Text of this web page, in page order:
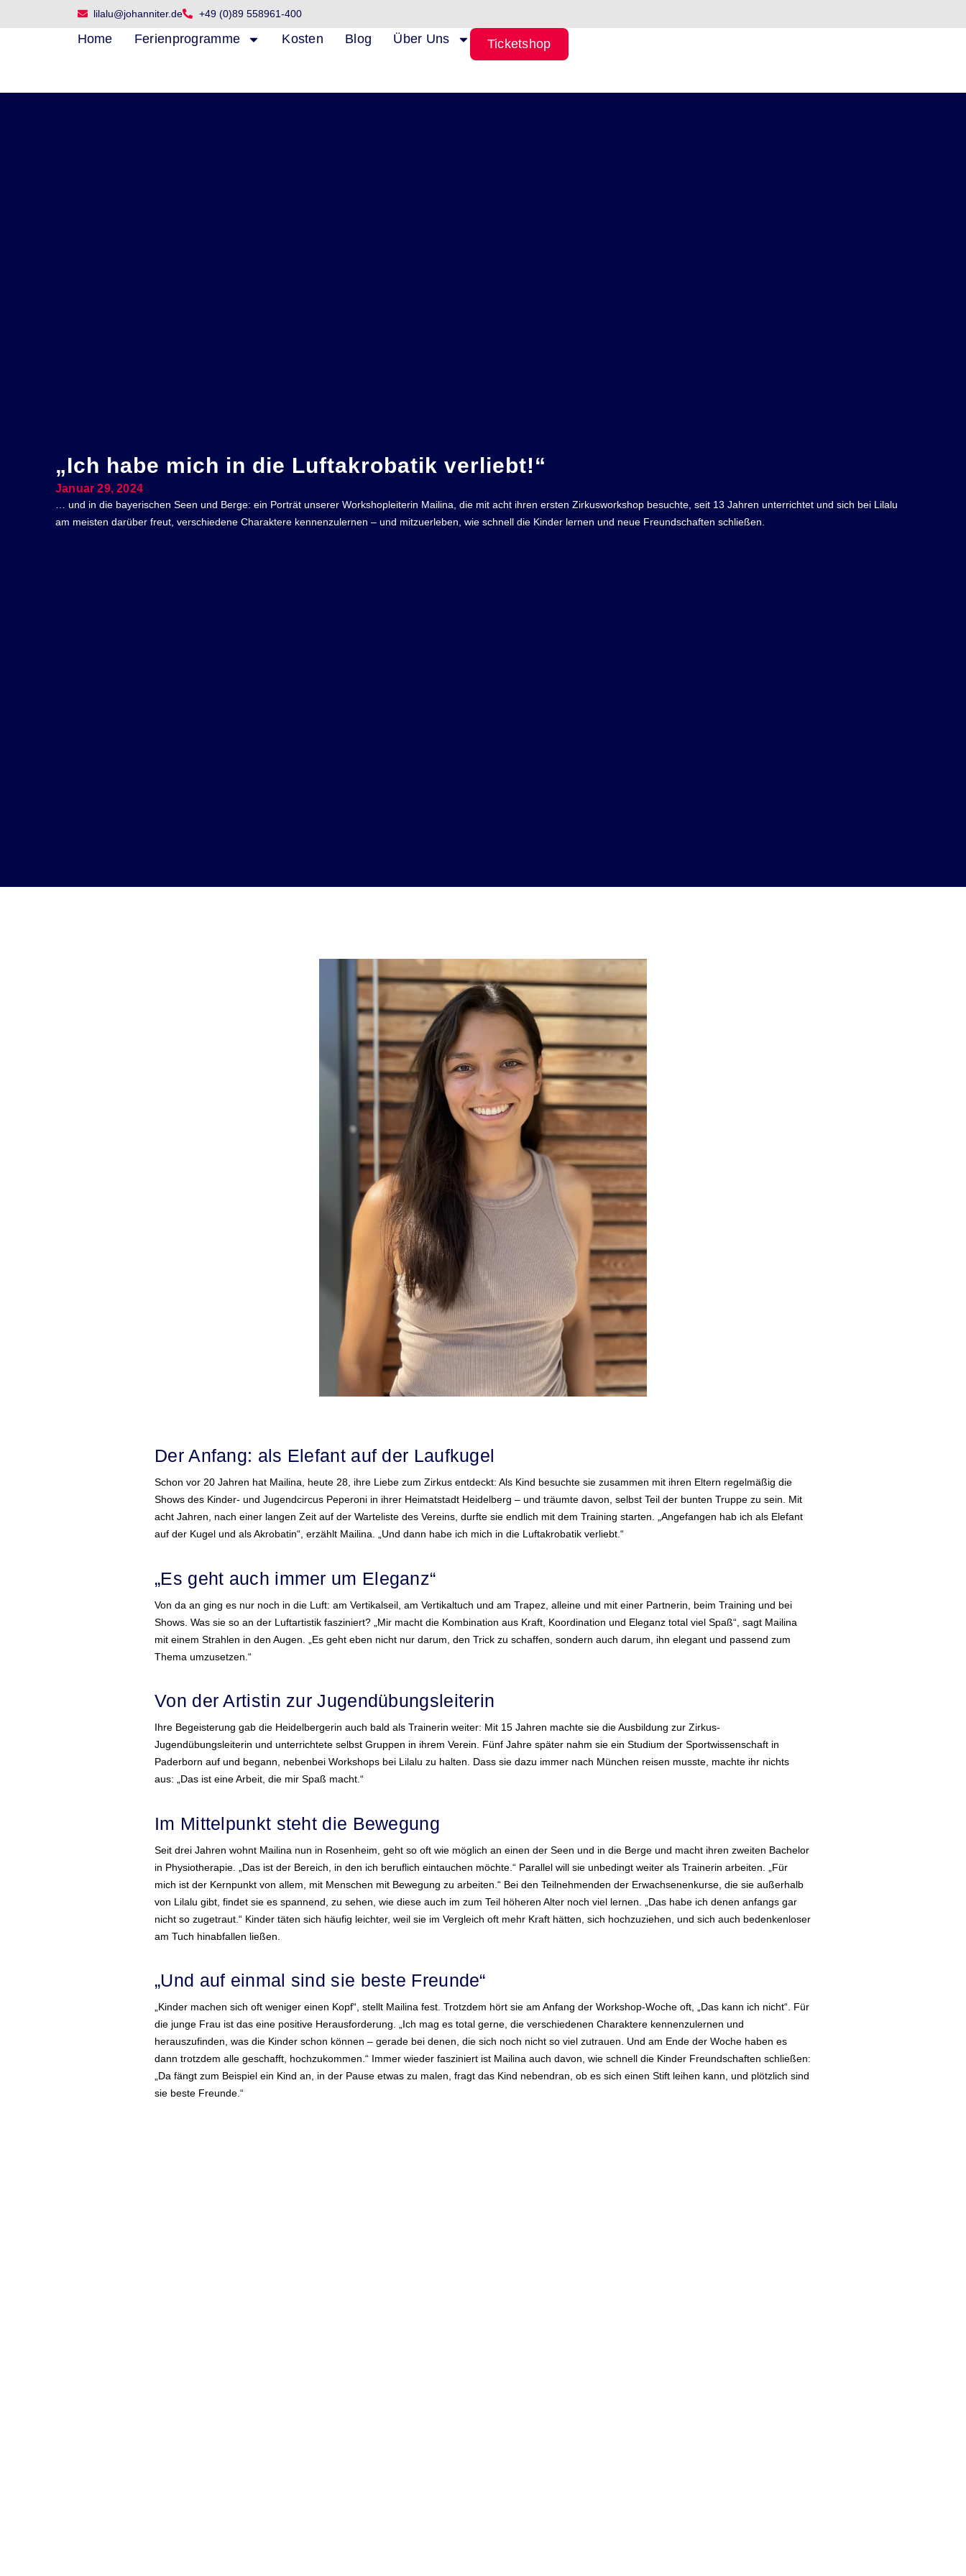
Inhalt
lilalu@johanniter.de +49 (0)89 558961-400
Home Ferienprogramme Kosten Blog Über Uns Ticketshop
„Ich habe mich in die Luftakrobatik verliebt!“
Januar 29, 2024
… und in die bayerischen Seen und Berge: ein Porträt unserer Workshopleiterin Mailina, die mit acht ihren ersten Zirkusworkshop besuchte, seit 13 Jahren unterrichtet und sich bei Lilalu
am meisten darüber freut, verschiedene Charaktere kennenzulernen – und mitzuerleben, wie schnell die Kinder lernen und neue Freundschaften schließen.
Der Anfang: als Elefant auf der Laufkugel
Schon vor 20 Jahren hat Mailina, heute 28, ihre Liebe zum Zirkus entdeckt: Als Kind besuchte sie zusammen mit ihren Eltern regelmäßig die
Shows des Kinder- und Jugendcircus Peperoni in ihrer Heimatstadt Heidelberg – und träumte davon, selbst Teil der bunten Truppe zu sein. Mit
acht Jahren, nach einer langen Zeit auf der Warteliste des Vereins, durfte sie endlich mit dem Training starten. „Angefangen hab ich als Elefant
auf der Kugel und als Akrobatin“, erzählt Mailina. „Und dann habe ich mich in die Luftakrobatik verliebt.“
„Es geht auch immer um Eleganz“
Von da an ging es nur noch in die Luft: am Vertikalseil, am Vertikaltuch und am Trapez, alleine und mit einer Partnerin, beim Training und bei
Shows. Was sie so an der Luftartistik fasziniert? „Mir macht die Kombination aus Kraft, Koordination und Eleganz total viel Spaß“, sagt Mailina
mit einem Strahlen in den Augen. „Es geht eben nicht nur darum, den Trick zu schaffen, sondern auch darum, ihn elegant und passend zum
Thema umzusetzen.“
Von der Artistin zur Jugendübungsleiterin
Ihre Begeisterung gab die Heidelbergerin auch bald als Trainerin weiter: Mit 15 Jahren machte sie die Ausbildung zur Zirkus-
Jugendübungsleiterin und unterrichtete selbst Gruppen in ihrem Verein. Fünf Jahre später nahm sie ein Studium der Sportwissenschaft in
Paderborn auf und begann, nebenbei Workshops bei Lilalu zu halten. Dass sie dazu immer nach München reisen musste, machte ihr nichts
aus: „Das ist eine Arbeit, die mir Spaß macht.“
Im Mittelpunkt steht die Bewegung
Seit drei Jahren wohnt Mailina nun in Rosenheim, geht so oft wie möglich an einen der Seen und in die Berge und macht ihren zweiten Bachelor
in Physiotherapie. „Das ist der Bereich, in den ich beruflich eintauchen möchte.“ Parallel will sie unbedingt weiter als Trainerin arbeiten. „Für
mich ist der Kernpunkt von allem, mit Menschen mit Bewegung zu arbeiten.“ Bei den Teilnehmenden der Erwachsenenkurse, die sie außerhalb
von Lilalu gibt, findet sie es spannend, zu sehen, wie diese auch im zum Teil höheren Alter noch viel lernen. „Das habe ich denen anfangs gar
nicht so zugetraut.“ Kinder täten sich häufig leichter, weil sie im Vergleich oft mehr Kraft hätten, sich hochzuziehen, und sich auch bedenkenloser
am Tuch hinabfallen ließen.
„Und auf einmal sind sie beste Freunde“
„Kinder machen sich oft weniger einen Kopf“, stellt Mailina fest. Trotzdem hört sie am Anfang der Workshop-Woche oft, „Das kann ich nicht“. Für
die junge Frau ist das eine positive Herausforderung. „Ich mag es total gerne, die verschiedenen Charaktere kennenzulernen und
herauszufinden, was die Kinder schon können – gerade bei denen, die sich noch nicht so viel zutrauen. Und am Ende der Woche haben es
dann trotzdem alle geschafft, hochzukommen.“ Immer wieder fasziniert ist Mailina auch davon, wie schnell die Kinder Freundschaften schließen:
„Da fängt zum Beispiel ein Kind an, in der Pause etwas zu malen, fragt das Kind nebendran, ob es sich einen Stift leihen kann, und plötzlich sind
sie beste Freunde.“